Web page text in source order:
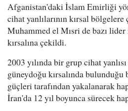
Afganistan'daki İslam Emirliği
cihat yanlılarının kırsal
Muhammed el Mısri de bazı
kırsalına çekildi.
2003 yılında bir grup cihat
güneydoğu kırsalında
güçleri tarafından yakalanarak
İran'da 12 yıl boyunca sürecek